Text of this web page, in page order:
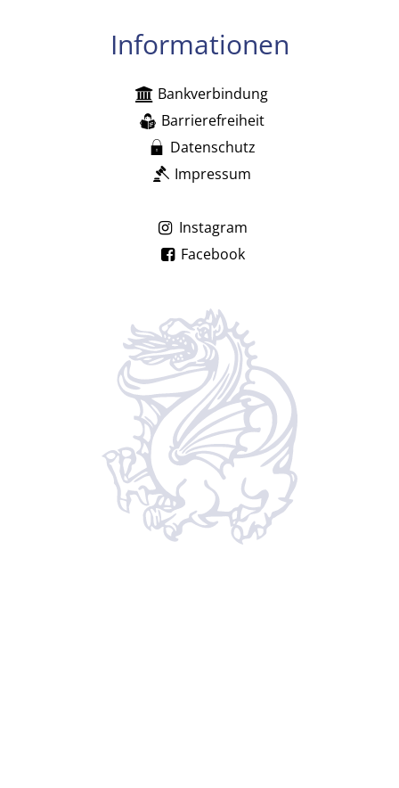
Informationen
Bankverbindung
Barrierefreiheit
Datenschutz
Impressum
Instagram
Facebook